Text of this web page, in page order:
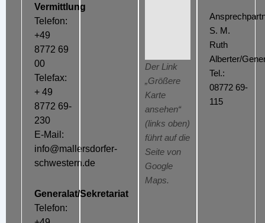
Vermittlung
Telefon:
+49
8772 69
00
Telefax:
+ 49
8772 69-
230
E-Mail:
info@mallersdorfer-
schwestern.de
Generalat/Sekretariat
Telefon:
Der Link
„Größere
Karte
ansehen“
(links oben)
führt auf die
Seite von
Google
Maps.
S. M.
Ruth
Alberter/
Tel.:
08772 69-
115